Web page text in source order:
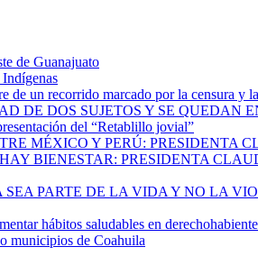
de Guanajuato
de un recorrido marcado por la censura y
DE DOS SUJETOS Y SE QUEDAN
del “Retablillo jovial”
MÉXICO Y PERÚ: PRESIDENTA
BIENESTAR: PRESIDENTA
PARTE DE LA VIDA Y NO LA
hábitos saludables en
municipios de Coahuila